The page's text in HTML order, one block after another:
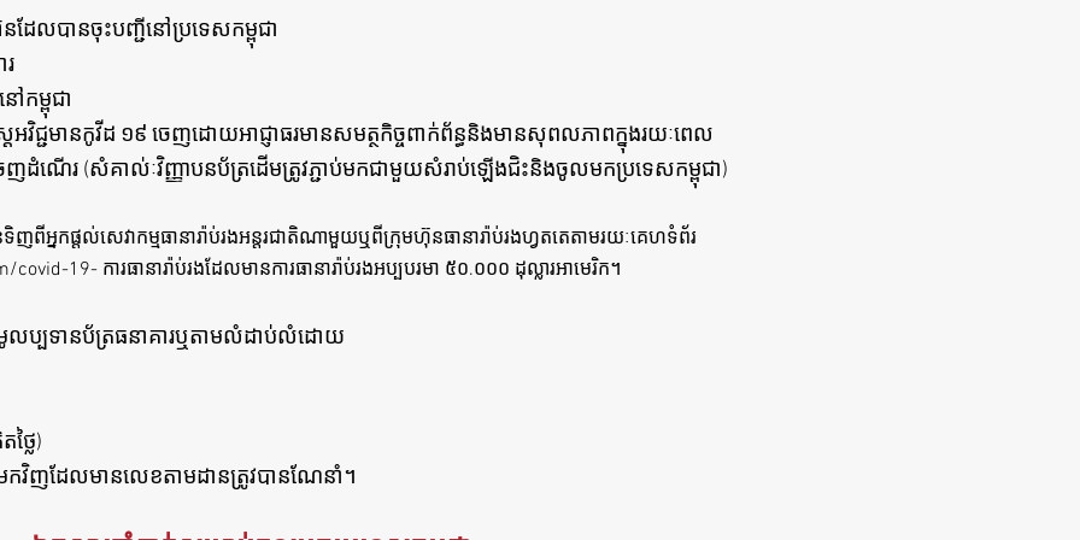
ែលបានចុះបញ្ជីនៅប្រទេសកម្ពុជា
រ
កម្ពុជា
ស្តអវិជ្ជមានកូវីដ ១៩ ចេញដោយអាជ្ញាធរមានសមត្ថកិច្ចពាក់ព័ន្ធនិងមានសុពលភាពក្នុងរយៈពេល
ើរ (សំគាល់ៈវិញ្ញាបនប័ត្រដើមត្រូវភ្ជាប់មកជាមួយសំរាប់ឡើងជិះនិងចូលមកប្រទេសកម្ពុជា)
ទិញពីអ្នកផ្តល់សេវាកម្មធានារ៉ាប់រងអន្តរជាតិណាមួយឬពីក្រុមហ៊ុនធានារ៉ាប់រងហ្វតតេតាមរយៈគេហទំព័រ
covid-19- ការធានារ៉ាប់រងដែលមានការធានារ៉ាប់រងអប្បបរមា ៥០.០០០ ដុល្លារអាមេរិក។
មូលប្បទានប័ត្រធនាគារឬតាមលំដាប់លំដោយ
លៃ)
វិញដែលមានលេខតាមដានត្រូវបានណែនាំ។